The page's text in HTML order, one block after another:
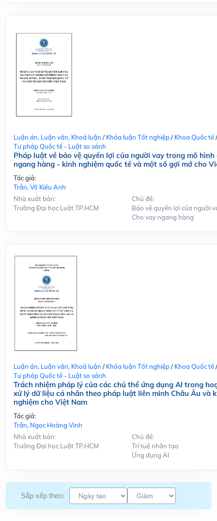
Luận án, Luận văn, Khoá luận / Khóa luận Tốt nghiệp/ Khoa Quốc tế/
Tư pháp Quốc tế - Luật so sánh
Pháp luật về bảo vệ quyền lợi của người vay trong mô hình
ngang hàng - kinh nghiệm quốc tế và một số gợi mở cho
Tác giả:
Trần, Võ Kiều Anh
Nhà xuất bản:
Trường Đại học Luật TP.HCM
Chủ đề:
Bảo vệ quyền lợi của người
Cho vay ngang hàng
Luận án, Luận văn, Khoá luận / Khóa luận Tốt nghiệp/ Khoa Quốc tế/
Tư pháp Quốc tế - Luật so sánh
Trách nhiệm pháp lý của các chủ thể ứng dụng Al trong
xử lý dữ liệu cá nhân theo pháp luật liên minh Châu Âu và
nghiệm cho Việt Nam
Tác giả:
Trần, Ngọc Hoàng Vinh
Nhà xuất bản:
Trường Đại học Luật TP.HCM
Chủ đề:
Trí tuệ nhân tạo
Ứng dụng Al
Sắp xếp theo: